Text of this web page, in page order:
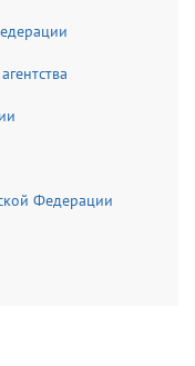
Федерации